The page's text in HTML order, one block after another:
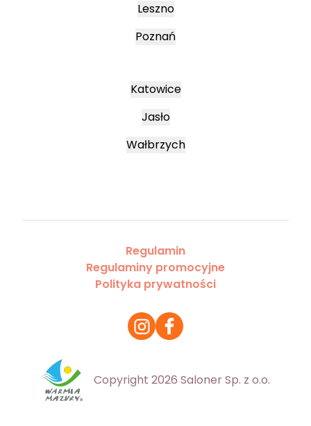
Leszno
Poznań
Katowice
Jasło
Wałbrzych
Regulamin
Regulaminy promocyjne
Polityka prywatności
Copyright 2026 Saloner Sp. z o.o.